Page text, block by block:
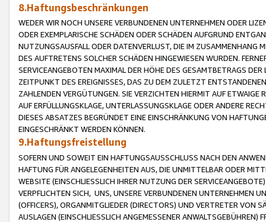
8.Haftungsbeschränkungen
WEDER WIR NOCH UNSERE VERBUNDENEN UNTERNEHMEN ODER
ODER EXEMPLARISCHE SCHÄDEN ODER SCHÄDEN AUFGRUND
NUTZUNGSAUSFALL ODER DATENVERLUST, DIE IM ZUSAMMENHANG
DES AUFTRETENS SOLCHER SCHÄDEN HINGEWIESEN WURDEN.
SERVICEANGEBOTEN MAXIMAL DER HÖHE DES GESAMTBETRAGS
ZEITPUNKT DES EREIGNISSES, DAS ZU DEM ZULETZT
ZAHLENDEN VERGÜTUNGEN. SIE VERZICHTEN HIERMIT AUF
AUF ERFÜLLUNGSKLAGE, UNTERLASSUNGSKLAGE ODER ANDERE
DIESES ABSATZES BEGRÜNDET EINE EINSCHRÄNKUNG VON
EINGESCHRÄNKT WERDEN KÖNNEN.
9.Haftungsfreistellung
SOFERN UND SOWEIT EIN HAFTUNGSAUSSCHLUSS NACH DEN
HAFTUNG FÜR ANGELEGENHEITEN AUS, DIE UNMITTELBAR ODER
WEBSITE (EINSCHLIESSLICH IHRER NUTZUNG DER
VERPFLICHTEN SICH, UNS, UNSERE VERBUNDENEN UNTERNEHMEN
(OFFICERS), ORGANMITGLIEDER (DIRECTORS) UND VERTRETER VON
AUSLAGEN (EINSCHLIESSLICH ANGEMESSENER